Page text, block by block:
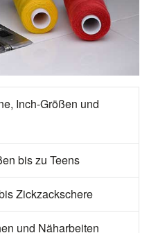
Inch-Größen und
bis zu Teens
Zickzackschere
und Näharbeiten